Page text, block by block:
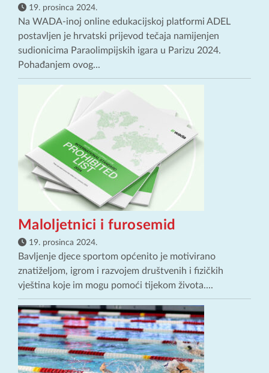
19. prosinca 2024.
Na WADA-inoj online edukacijskoj platformi ADEL
postavljen je hrvatski prijevod tečaja namijenjen
sudionicima Paraolimpijskih igara u Parizu 2024.
Pohađanjem ovog...
Maloljetnici i furosemid
19. prosinca 2024.
Bavljenje djece sportom općenito je motivirano
znatiželjom, igrom i razvojem društvenih i fizičkih
vještina koje im mogu pomoći tijekom života....